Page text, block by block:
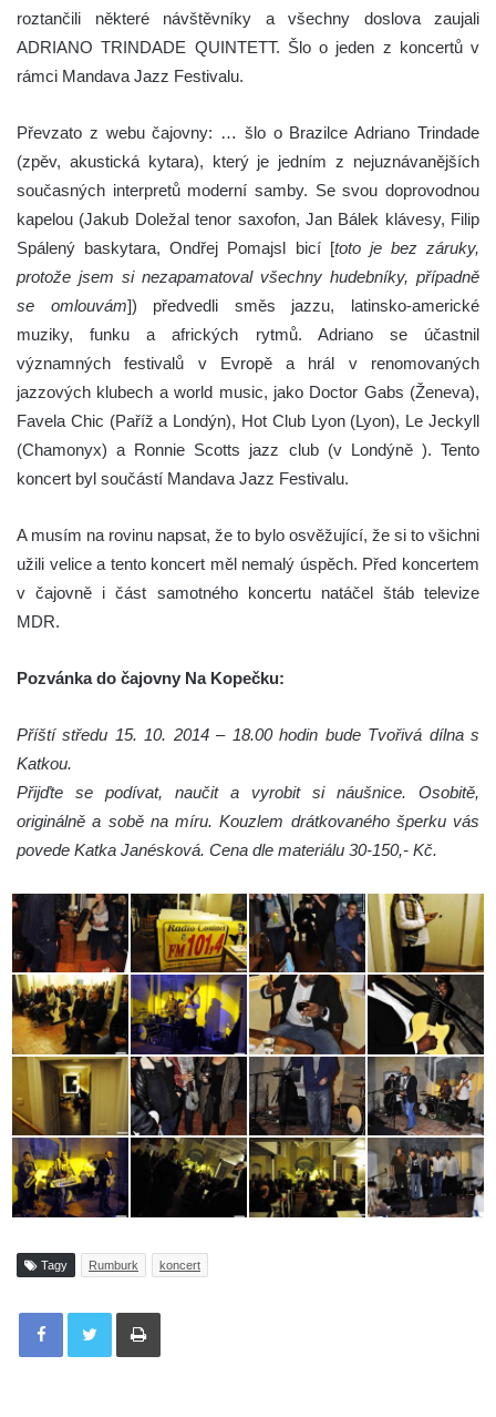
roztančili některé návštěvníky a všechny doslova zaujali
ADRIANO TRINDADE QUINTETT. Šlo o jeden z koncertů v
rámci Mandava Jazz Festivalu.
Převzato z webu čajovny: … šlo o Brazilce Adriano Trindade
(zpěv, akustická kytara), který je jedním z nejuznávanějších
současných interpretů moderní samby. Se svou doprovodnou
kapelou (Jakub Doležal tenor saxofon, Jan Bálek klávesy, Filip
Spálený baskytara, Ondřej Pomajsl bicí [toto je bez záruky,
protože jsem si nezapamatoval všechny hudebníky, případně
se omlouvám]) předvedli směs jazzu, latinsko-americké
muziky, funku a afrických rytmů. Adriano se účastnil
významných festivalů v Evropě a hrál v renomovaných
jazzových klubech a world music, jako Doctor Gabs (Ženeva),
Favela Chic (Paříž a Londýn), Hot Club Lyon (Lyon), Le Jeckyll
(Chamonyx) a Ronnie Scotts jazz club (v Londýně ). Tento
koncert byl součástí Mandava Jazz Festivalu.
A musím na rovinu napsat, že to bylo osvěžující, že si to všichni
užili velice a tento koncert měl nemalý úspěch. Před koncertem
v čajovně i část samotného koncertu natáčel štáb televize
MDR.
Pozvánka do čajovny Na Kopečku:
Příští středu 15. 10. 2014 – 18.00 hodin bude Tvořivá dílna s
Katkou.
Přijďte se podívat, naučit a vyrobit si náušnice. Osobitě,
originálně a sobě na míru. Kouzlem drátkovaného šperku vás
povede Katka Janésková. Cena dle materiálu 30-150,- Kč.
Tagy Rumburk koncert
Tisknout